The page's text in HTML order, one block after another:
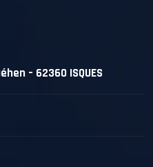
– 62360 ISQUES